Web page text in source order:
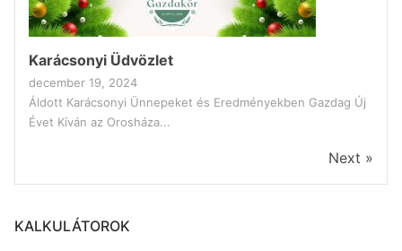
Karácsonyi Üdvözlet
december 19, 2024
Áldott Karácsonyi Ünnepeket és Eredményekben Gazdag Új
Évet Kíván az Orosháza...
Next »
KALKULÁTOROK